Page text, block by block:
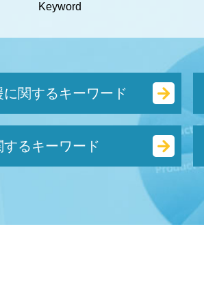
Keyword
に関するキーワード
資本金 決め方
本
用
地 とは
するキーワード
記 住所 変更